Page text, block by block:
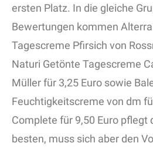
ersten Platz. In die gleiche
Bewertungen kommen
Tagescreme Pfirsich von
Naturi Getönte Tagescreme
Müller für 3,25 Euro sowie
Feuchtigkeitscreme von dm
Complete für 9,50 Euro pflegt
besten, muss sich aber den